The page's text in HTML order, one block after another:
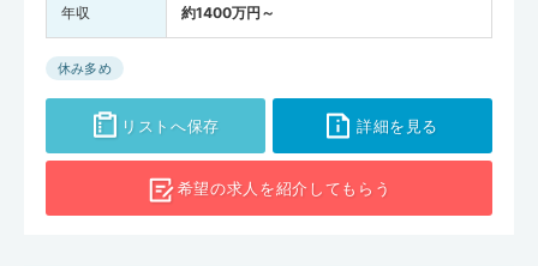
年収 約1400万円～
休み多め
リストへ保存 詳細を見る
希望の求人を紹介してもらう